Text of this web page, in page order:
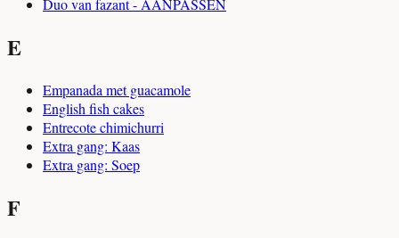
Duo van fazant - AANPASSEN
E
Empanada met guacamole
English fish cakes
Entrecote chimichurri
Extra gang: Kaas
Extra gang: Soep
F